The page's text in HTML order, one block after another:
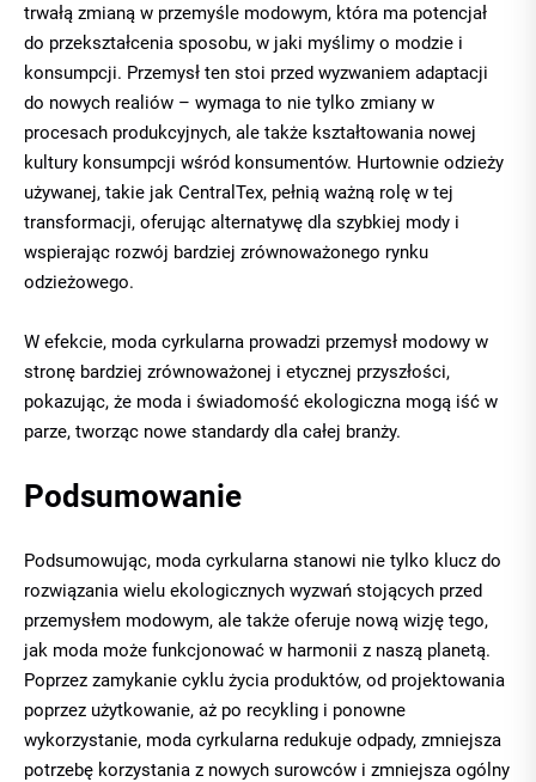
trwałą zmianą w przemyśle modowym, która ma potencjał
do przekształcenia sposobu, w jaki myślimy o modzie i
konsumpcji. Przemysł ten stoi przed wyzwaniem adaptacji
do nowych realiów – wymaga to nie tylko zmiany w
procesach produkcyjnych, ale także kształtowania nowej
kultury konsumpcji wśród konsumentów. Hurtownie odzieży
używanej, takie jak CentralTex, pełnią ważną rolę w tej
transformacji, oferując alternatywę dla szybkiej mody i
wspierając rozwój bardziej zrównoważonego rynku
odzieżowego.
W efekcie, moda cyrkularna prowadzi przemysł modowy w
stronę bardziej zrównoważonej i etycznej przyszłości,
pokazując, że moda i świadomość ekologiczna mogą iść w
parze, tworząc nowe standardy dla całej branży.
Podsumowanie
Podsumowując, moda cyrkularna stanowi nie tylko klucz do
rozwiązania wielu ekologicznych wyzwań stojących przed
przemysłem modowym, ale także oferuje nową wizję tego,
jak moda może funkcjonować w harmonii z naszą planetą.
Poprzez zamykanie cyklu życia produktów, od projektowania
poprzez użytkowanie, aż po recykling i ponowne
wykorzystanie, moda cyrkularna redukuje odpady, zmniejsza
potrzebę korzystania z nowych surowców i zmniejsza ogólny